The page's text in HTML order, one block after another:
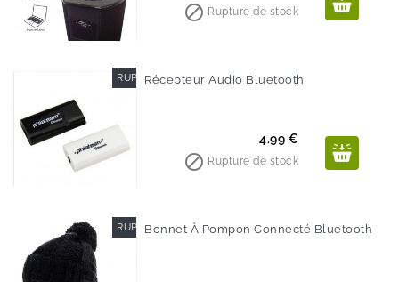
 Rupture de stock
RUPTURE DE STOCK
Récepteur Audio Bluetooth
Prix
4.99 €
 Rupture de stock
RUPTURE DE STOCK
Bonnet À Pompon Connecté Bluetooth